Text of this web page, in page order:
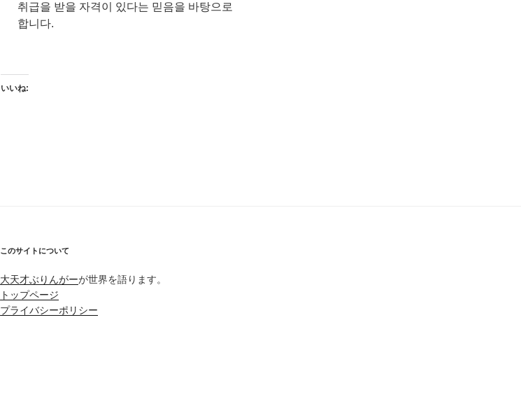
취급을 받을 자격이 있다는 믿음을 바탕으로
합니다.
いいね:
このサイトについて
大天才ぶりんがーが世界を語ります。
トップページ
プライバシーポリシー